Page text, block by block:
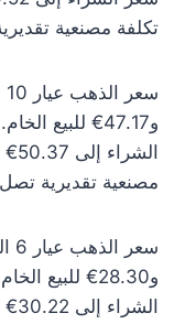
تكلفة مصنعية تقديرية
و47.17€ للبيع
مصنعية تقديرية تصل إلى
و28.30€ للبيع